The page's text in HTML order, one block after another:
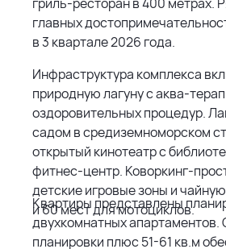
главных
в 3 квартале 2026 года.
Инфраструктура комплекса
природную лагуну с аква-
оздоровительных процедур.
садом в средиземноморском
открытый кинотеатр с
фитнес-центр. Коворкинг-
детские игровые зоны и
и 60 мест для мотоциклов.
Квартиры представлены
двухкомнатных апартаментов.
планировки плюс 51-61 кв.м